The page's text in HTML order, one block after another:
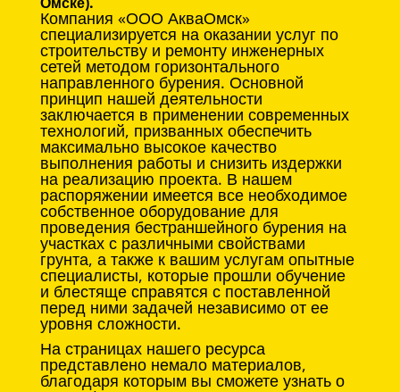
Компания «ООО АкваОмск»
специализируется на оказании услуг по
строительству и ремонту инженерных
сетей методом горизонтального
направленного бурения. Основной
принцип нашей деятельности
заключается в применении современных
технологий, призванных обеспечить
максимально высокое качество
выполнения работы и снизить издержки
на реализацию проекта. В нашем
распоряжении имеется все необходимое
собственное оборудование для
проведения бестраншейного бурения на
участках с различными свойствами
грунта, а также к вашим услугам опытные
специалисты, которые прошли обучение
и блестяще справятся с поставленной
перед ними задачей независимо от ее
уровня сложности.
На страницах нашего ресурса
представлено немало материалов,
благодаря которым вы сможете узнать о